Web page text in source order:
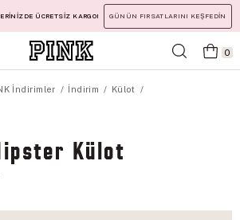
ÜCRETSİZ KARGO! GÜNÜN FIRSATLARINI KEŞFEDİN
0
İndirimler İndirim
Külot
Külot